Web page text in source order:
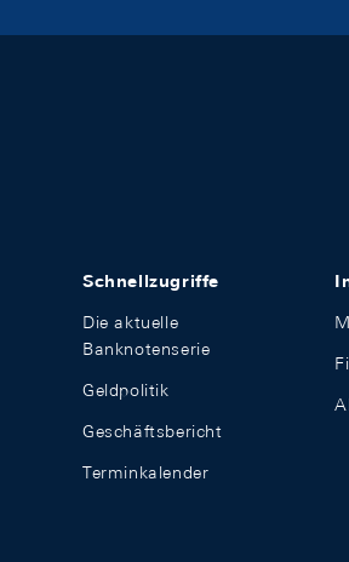
Schnellzugriffe
Die aktuelle
Banknotenserie
Geldpolitik
Geschäftsbericht
Terminkalender